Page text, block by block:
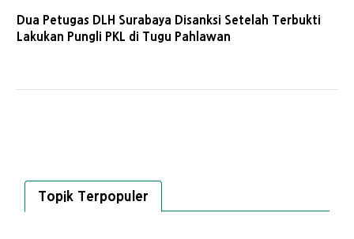
Dua Petugas DLH Surabaya Disanksi Setelah Terbukti
Lakukan Pungli PKL di Tugu Pahlawan
Topik Terpopuler